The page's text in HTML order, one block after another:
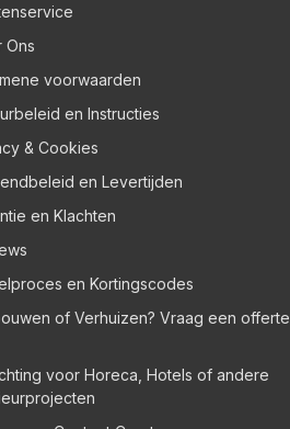
Ons
voorwaarden
en Instructies
& Cookies
en Levertijden
en Klachten
en Kortingscodes
of Verhuizen? Vraag een offerte
voor Horeca, Hotels of andere